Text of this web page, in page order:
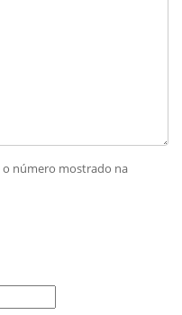
o número mostrado na